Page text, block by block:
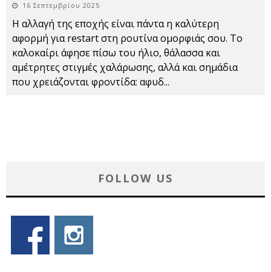
16 Σεπτεμβρίου 2025
Η αλλαγή της εποχής είναι πάντα η καλύτερη
αφορμή για restart στη ρουτίνα ομορφιάς σου. Το
καλοκαίρι άφησε πίσω του ήλιο, θάλασσα και
αμέτρητες στιγμές χαλάρωσης, αλλά και σημάδια
που χρειάζονται φροντίδα: αφυδ...
FOLLOW US